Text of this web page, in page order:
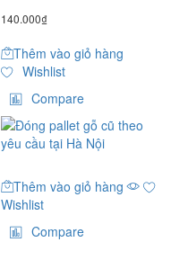
140.000₫
Thêm vào giỏ hàng
Wishlist
Compare
Thêm vào giỏ hàng
Wishlist
Compare